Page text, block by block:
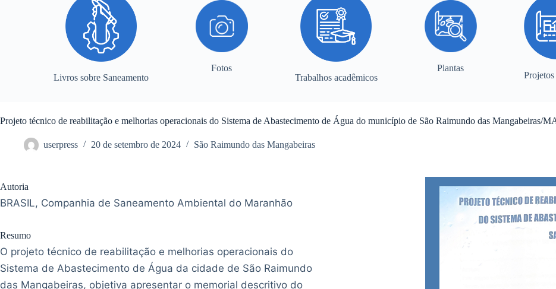
Livros sobre Saneamento
Fotos
Trabalhos acadêmicos
Plantas
Projeto técnico de reabilitação e melhorias operacionais do Sistema de Abastecimento de Água do município de São Raimundo das Mangabeiras/
userpress 20 de setembro de 2024 São Raimundo das Mangabeiras
Autoria
BRASIL, Companhia de Saneamento Ambiental do Maranhão
Resumo
O projeto técnico de reabilitação e melhorias operacionais do
Sistema de Abastecimento de Água da cidade de São Raimundo
das Mangabeiras, objetiva apresentar o memorial descritivo do